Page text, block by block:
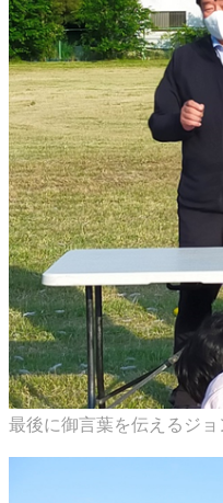
最後に御言葉を伝えるジ